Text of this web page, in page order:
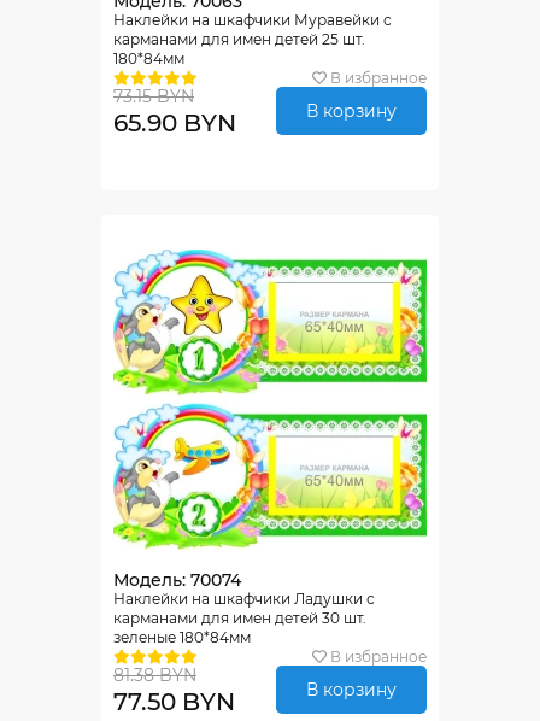
Наклейки на шкафчики Муравейки с
карманами для имен детей 25 шт.
180*84мм
В избранное
73.15 BYN
65.90 BYN В корзину
Модель: 70074
Наклейки на шкафчики Ладушки с
карманами для имен детей 30 шт.
зеленые 180*84мм
В избранное
81.38 BYN
77.50 BYN В корзину